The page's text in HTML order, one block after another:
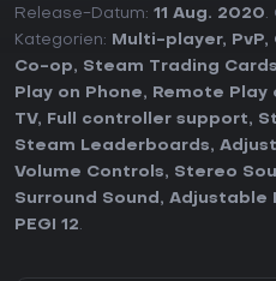
Release-Datum: 11 Aug. 2020.
Kategorien:
Multi-player, PvP,
Co-op, Steam Trading Cards
Play on Phone, Remote Play
TV, Full controller support,
Steam Leaderboards,
Volume Controls, Stereo
Surround Sound , Adjustable
PEGI 12.